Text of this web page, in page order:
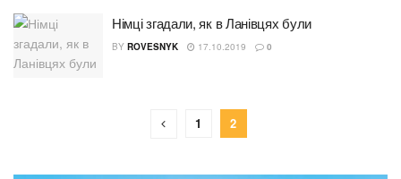
Німці згадали, як в Ланівцях були
BY ROVESNYK 17.10.2019 0
1 2